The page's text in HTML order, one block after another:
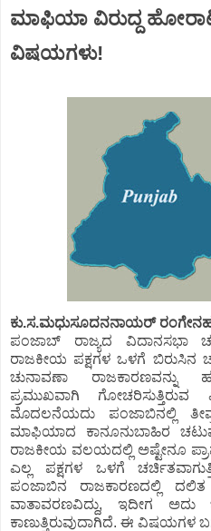
ಮಾಫಿಯಾ ವಿರುದ್ದ
ವಿಷಯಗಳು!
ಕು.ಸ.ಮಧುಸೂದನನಾಯರ್
ಪಂಜಾಬ್ ರಾಜ್ಯದ ವಿದಾನಸಭಾ
ರಾಜಕೀಯ ಪಕ್ಷಗಳ ಒಳಗೆ ಬಿರುಸಿನ
ಚುನಾವಣಾ ರಾಜಕಾರಣವನ್ನು
ಪ್ರಮುಖವಾಗಿ
ಮೊದಲನೆಯದು ಪಂಜಾಬಿನಲ್ಲಿ
ಮಾಫಿಯಾದ ಕಾನೂನುಬಾಹಿರ
ರಾಜಕೀಯ ವಲಯದಲ್ಲಿ ಅಷ್ಟೇನೂ
ಎಲ್ಲ ಪಕ್ಷಗಳ ಒಳಗೆ
ಪಂಜಾಬಿನ ರಾಜಕಾರಣದಲ್ಲಿ
ವಾತಾವರಣವಿದ್ದು, ಇದೀಗ ಅದು
ಕಾಣುತ್ತಿರುವುದಾಗಿದೆ. ಈ ವಿಷಯಗಳ